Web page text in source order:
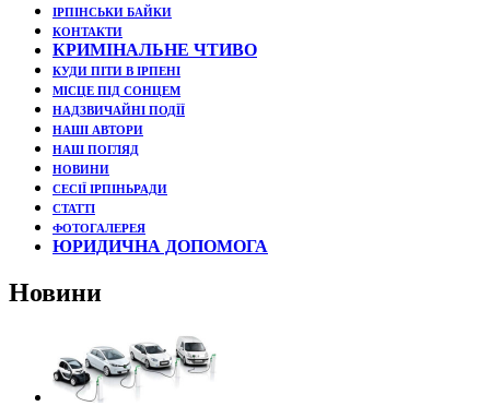
ІРПІНСЬКИ БАЙКИ
КОНТАКТИ
КРИМІНАЛЬНЕ ЧТИВО
КУДИ ПІТИ В ІРПЕНІ
МІСЦЕ ПІД СОНЦЕМ
НАДЗВИЧАЙНІ ПОДЇЇ
НАШІ АВТОРИ
НАШ ПОГЛЯД
НОВИНИ
СЕСІЇ ІРПІНЬРАДИ
СТАТТІ
ФОТОГАЛЕРЕЯ
ЮРИДИЧНА ДОПОМОГА
Новини